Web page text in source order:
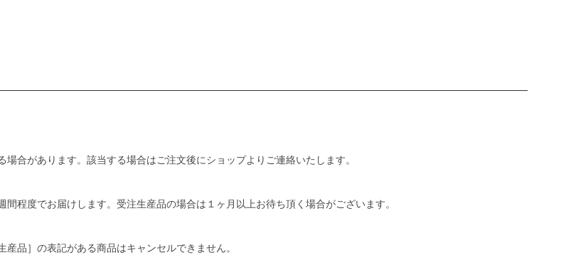
合があります。該当する場合はご注文後にショップよりご連絡いたします。
程度でお届けします。受注生産品の場合は１ヶ月以上お待ち頂く場合がございます。
品］の表記がある商品はキャンセルできません。